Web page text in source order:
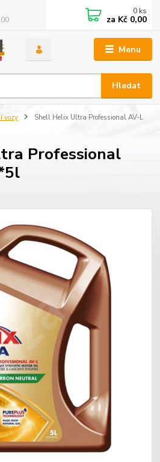
Menu
Hledat
0 ks
za Kč 0,00
vozy
Shell Helix Ultra Professional AV-L
Professional